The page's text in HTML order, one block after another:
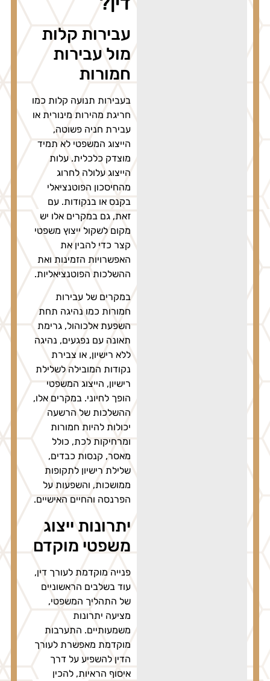
עבירות קלות
מול עבירות
חמורות
בעבירות תנועה קלות כמו
חריגת מהירות מינורית או
עבירת חניה פשוטה,
הייצוג המשפטי לא תמיד
מוצדק כלכלית. עלות
הייצוג עלולה לחרוג
מהחיסכון הפוטנציאלי
בקנס או בנקודות. עם
זאת, גם במקרים אלו יש
מקום לשקול ייצוץ משפטי
קצר כדי להבין את
האפשרויות הזמינות ואת
ההשלכות הפוטנציאליות.
במקרים של עבירות
חמורות כמו נהיגה תחת
השפעת אלכוהול, גרימת
תאונה עם נפגעים, נהיגה
ללא רישיון, או צבירת
נקודות המובילה לשלילת
רישיון, הייצוג המשפטי
הופך לחיוני. במקרים אלו,
ההשלכות של הרשעה
יכולות להיות חמורות
ומרחיקות לכת, כולל
מאסר, קנסות כבדים,
שלילת רישיון לתקופות
ממושכות, והשפעות על
הפרנסה והחיים האישיים.
יתרונות ייצוג
משפטי מוקדם
פנייה מוקדמת לעורך דין,
עוד בשלבים הראשוניים
של התהליך המשפטי,
מציעה יתרונות
משמעותיים. התערבות
מוקדמת מאפשרת לעורך
הדין להשפיע על דרך
איסוף הראיות, להכין